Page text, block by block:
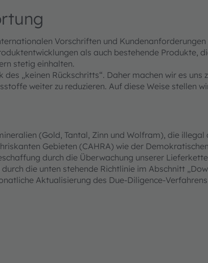
Vorschriften und
als auch bestehende Produkte,
stetig einhalten.
„keinen Rückschritts“. Daher machen wir es
weiter zu reduzieren. Auf diese Weise stellen
(Gold, Tantal, Zinn und Wolfram), die
Gebieten (CAHRA) wie der
durch die Überwachung unserer
die unten stehende Richtlinie im Abschnitt
Aktualisierung des Due-Diligence-